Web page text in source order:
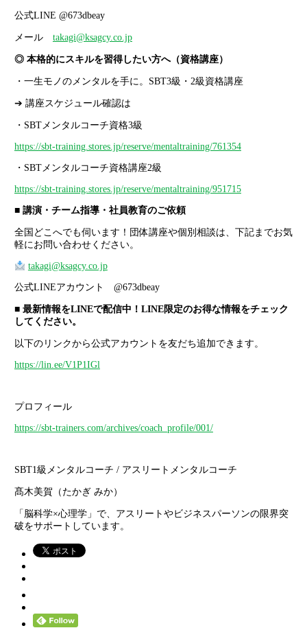
公式LINE @673dbeay
メール takagi@ksagcy.co.jp
◎ 本格的にスキルを習得したい方へ（資格講座）
・一生モノのメンタルを手に。SBT3級・2級資格講座
➔ 講座スケジュール確認は
・SBTメンタルコーチ資格3級
https://sbt-training.stores.jp/reserve/mentaltraining/761354
・SBTメンタルコーチ資格講座2級
https://sbt-training.stores.jp/reserve/mentaltraining/951715
■ 講演・チーム指導・社員教育のご依頼
全国どこへでも伺います！団体講座や個別相談は、下記までお気
軽にお問い合わせください。
takagi@ksagcy.co.jp
公式LINEアカウント @673dbeay
■ 最新情報をLINEで配信中！LINE限定のお得な情報をチェック
してください。
以下のリンクから公式アカウントを友だち追加できます。
https://lin.ee/V1P1IGl
プロフィール
https://sbt-trainers.com/archives/coach_profile/001/
SBT1級メンタルコーチ / アスリートメンタルコーチ
髙木美賀（たかぎ みか）
「脳科学×心理学」で、アスリートやビジネスパーソンの限界突
破をサポートしています。